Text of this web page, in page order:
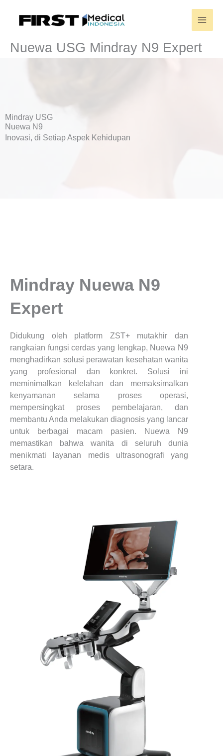
Nuewa USG Mindray N9 Expert
Mindray USG
Nuewa N9
Inovasi, di Setiap Aspek Kehidupan
Mindray Nuewa N9
Expert
Didukung oleh platform ZST+ mutakhir dan
rangkaian fungsi cerdas yang lengkap, Nuewa N9
menghadirkan solusi perawatan kesehatan wanita
yang profesional dan konkret. Solusi ini
meminimalkan kelelahan dan memaksimalkan
kenyamanan selama proses operasi,
mempersingkat proses pembelajaran, dan
membantu Anda melakukan diagnosis yang lancar
untuk berbagai macam pasien. Nuewa N9
memastikan bahwa wanita di seluruh dunia
menikmati layanan medis ultrasonografi yang
setara.